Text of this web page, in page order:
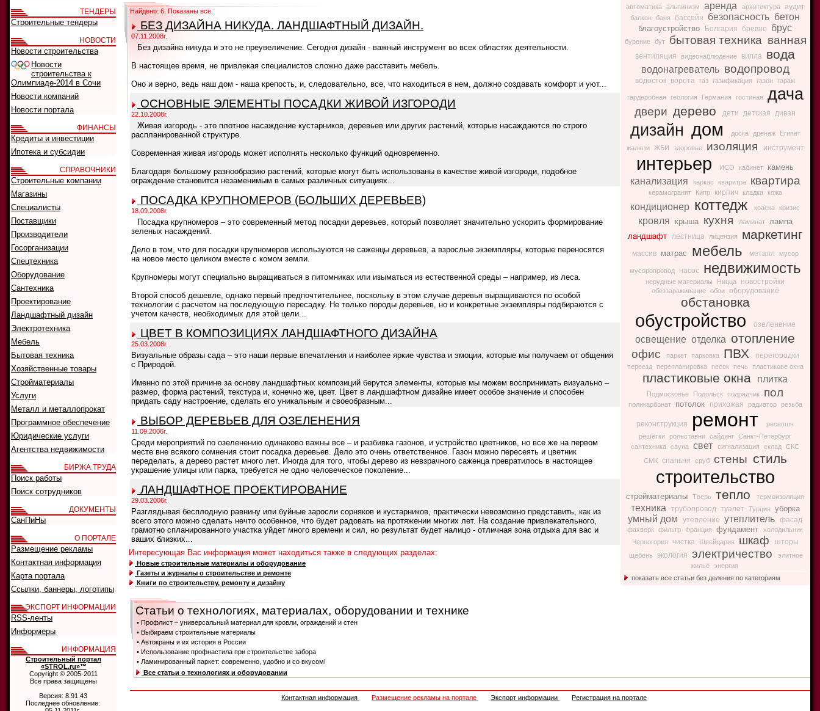
автоматика альпинизм аренда архитектура аудит
балкон баня бассейн безопасность бетон
благоустройство Болгария бревно брус
бурение бут бытовая техника ванная
вентиляция видеонаблюдение вилла вода
водонагреватель водопровод
водосток ворота газ газификация газон гараж
гардеробная геология Германия гостиная дача
двери дерево дети детская диван
дизайн дом доска дренаж
Египет
жалюзи
ЖБИ здоровье изоляция инструмент
интерьер ИСО кабинет камень
канализация каркас кваритра квартира
керамогранит Кипр кирпич кладка кожа
кондиционер коттедж краска кризис
кровля крыша кухня ламинат лампа
ландшафт лестница лицензия маркетинг
массив матрас мебель металл мусор
мусоропровод насос недвижимость
нерудные материалы Ницца новостройки
обеззараживание обои оборудование
обстановка
обустройство озеленение
освещение отделка отопление
офис паркет парковка ПВХ перегородки
переезд перепланировка песок печь пластикове окна
пластиковые окна плитка
Подмосковье Подольск подрядчик пол
поликарбонат потолок прихожая радиатор резьба
реконструкция ремонт
ресепшн
решётки
рольставни сайдинг Санкт-Петербург
сантехника
сауна свет сигнализация склад СКС
СМК спальня сруб стены стиль
строительство
стройматериалы Тверь тепло термоизоляция
техника трубопровод туалет Турция уборка
умный дом утепление утеплитель фасад
фахверк фильтр Франция фундамент
холодильник
Черногория
чистка Швейцария шкаф шторы
щебень экология электричество
элитное
жильё
энергия
показать все статьи без деления по категориям
Найдено: 6. Показаны все.
БЕЗ ДИЗАЙНА НИКУДА. ЛАНДШАФТНЫЙ ДИЗАЙН.
07.11.2008г.
Без дизайна никуда и это не преувеличение. Сегодня дизайн - важный инструмент во всех областях деятельности.
В настоящее время, не привлекая специалистов сложно даже расставить мебель.
Оно и верно, ведь наш дом - наша крепость, и, следовательно, все, что находиться в нем, должно создавать комфорт и уют...
ОСНОВНЫЕ ЭЛЕМЕНТЫ ПОСАДКИ ЖИВОЙ ИЗГОРОДИ
22.10.2008г.
Живая изгородь - это плотное насаждение кустарников, деревьев или других растений, которые насаждаются по строго
распланированной структуре.
Современная живая изгородь может исполнять несколько функций одновременно.
Благодаря большому разнообразию растений, которые могут быть использованы в качестве живой изгороди, подобное
ограждение становится незаменимым в самых различных ситуациях...
ПОСАДКА КРУПНОМЕРОВ (БОЛЬШИХ ДЕРЕВЬЕВ)
18.09.2008г.
Посадка крупномеров – это современный метод посадки деревьев, который позволяет значительно ускорить формирование
зеленых насаждений.
Дело в том, что для посадки крупномеров используются не саженцы деревьев, а взрослые экземпляры, которые переносятся
на новое место целиком вместе с комом земли.
Крупномеры могут специально выращиваться в питомниках или изыматься из естественной среды – например, из леса.
Второй способ дешевле, однако первый предпочтительнее, поскольку в этом случае деревья выращиваются по особой
технологии с расчетом на последующую пересадку. Не только породы деревьев, но и конкретные экземпляры подбираются с
учетом качеств, необходимых для этой цели...
ЦВЕТ В КОМПОЗИЦИЯХ ЛАНДШАФТНОГО ДИЗАЙНА
25.03.2008г.
Визуальные образы сада – это наши первые впечатления и наиболее яркие чувства и эмоции, которые мы получаем от общения
с Природой.
Именно по этой причине за основу ландшафтных композиций берутся элементы, которые мы можем воспринимать визуально –
размер, форма растений, текстура и, конечно же, цвет. Цвет в ландшафтном дизайне имеет особое значение и способен
придать саду настроение, сделать его уникальным и своеобразным...
ВЫБОР ДЕРЕВЬЕВ ДЛЯ ОЗЕЛЕНЕНИЯ
11.09.2006г.
Среди мероприятий по озеленению одинаково важны все – и разбивка газонов, и устройство цветников, но все же на первом
месте вне всякого сомнения стоит посадка деревьев. Дело это очень ответственное. Газон можно пересеять и цветник
переделать, а дерево растет много лет. Иногда для того, чтобы дерево из невзрачного саженца превратилось в настоящее
украшение улицы или парка, требуется не одно человеческое поколение...
ЛАНДШАФТНОЕ ПРОЕКТИРОВАНИЕ
29.03.2006г.
Разглядывая бесплодную равнину или буйные заросли сорняков и кустарников, практически невозможно представить, как из
всего этого можно сделать нечто особенное, что будет радовать на протяжении многих лет. На создание привлекательного,
грамотно спланированного участка уйдет много времени и сил, но результат будет налицо - отличная зона отдыха для вас и
ваших близких...
Интересующая Вас информация может находиться также в следующих разделах:
Новые строительные материалы и оборудование
Газеты и журналы о строительстве и ремонте
Книги по строительству, ремонту и дизайну
Статьи о технологиях, материалах, оборудовании и технике
• Профлист – универсальный материал для кровли, ограждений и стен
• Выбираем строительные материалы
• Автокраны и их история в России
• Использование профнастила при строительстве забора
• Ламинированный паркет: современно, удобно и со вкусом!
Все статьи о технологиях и оборудовании
Контактная информация Размещение рекламы на портале Экспорт информации Регистрация на портале
ТЕНДЕРЫ
Строительные тендеры
НОВОСТИ
Новости строительства
Новости
строительства к
Олимпиаде-2014 в Сочи
Новости компаний
Новости портала
ФИНАНСЫ
Кредиты и инвестиции
Ипотека и субсидии
СПРАВОЧНИКИ
Строительные компании
Магазины
Специалисты
Поставщики
Производители
Госорганизации
Спецтехника
Оборудование
Сантехника
Проектирование
Ландшафтный дизайн
Электротехника
Мебель
Бытовая техника
Хозяйственные товары
Стройматериалы
Услуги
Металл и металлопрокат
Программное обеспечение
Юридические услуги
Агентства недвижимости
БИРЖА ТРУДА
Поиск работы
Поиск сотрудников
ДОКУМЕНТЫ
СанПиНы
О ПОРТАЛЕ
Размещение рекламы
Контактная информация
Карта портала
Ссылки, баннеры, логотипы
ЭКСПОРТ ИНФОРМАЦИИ
RSS-ленты
Информеры
ИНФОРМАЦИЯ
Строительный портал
«STROL.ru»™
Copyright © 2005-2011
Все права защищены
Версия: 8.91.43
Последнее обновление: